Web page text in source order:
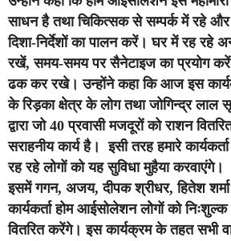
साधन है तथा चिकित्सक से सम्पर्क में रहे और
दिशा-निर्देशों का पालन करें। घर में रह रहे
रखें, समय-समय पर सैनेटाइज का प्रयोग
ढक कर रखे। उन्होंने कहा कि आज इस
के रिड़का क्षेत्र के लोग तथा जोगिन्द्र
द्वारा जो 40 प्रवासी मजदूरों को राशन
सराहनीय कार्य है। इसी तरह हमारे
रह रहे लोगों को यह सुविधा मुहैया करवाएंगे।
इसमें गगन, अजय, दीपक श्रीधर, हितेश शर्मा
कार्यकर्ता होम आईसोलेशन लोेगों को निःशुल्क
वितरित करेंगे। इस कार्यक्रम के तहत सभी